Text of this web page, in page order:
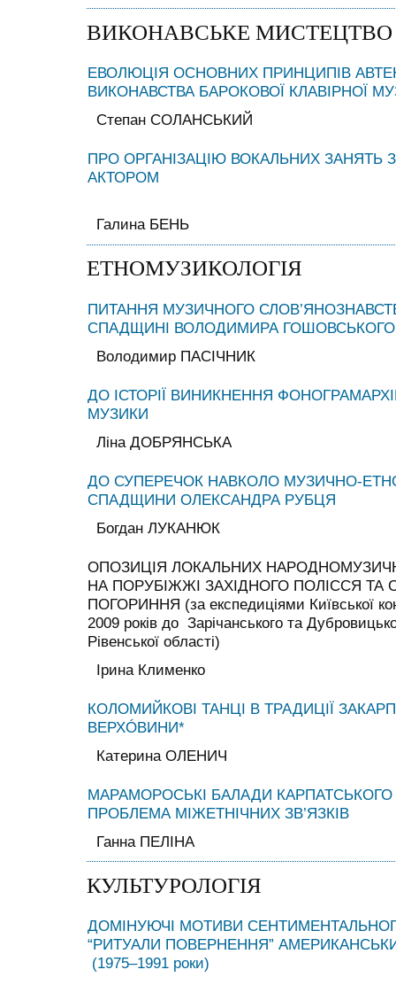
ВИКОНАВСЬКЕ МИСТЕЦТВО
ЕВОЛЮЦІЯ ОСНОВНИХ ПРИНЦИПІВ
ВИКОНАВСТВА БАРОКОВОЇ КЛАВІРНОЇ
Степан СОЛАНСЬКИЙ
ПРО ОРГАНІЗАЦІЮ ВОКАЛЬНИХ ЗАНЯТЬ
АКТОРОМ
Галина БЕНЬ
ЕТНОМУЗИКОЛОГІЯ
ПИТАННЯ МУЗИЧНОГО
СПАДЩИНІ ВОЛОДИМИРА ГОШОВСЬКОГО
Володимир ПАСІЧНИК
ДО ІСТОРІЇ ВИНИКНЕННЯ
МУЗИКИ
Ліна ДОБРЯНСЬКА
ДО СУПЕРЕЧОК НАВКОЛО МУЗИЧНО-
СПАДЩИНИ ОЛЕКСАНДРА РУБЦЯ
Богдан ЛУКАНЮК
ОПОЗИЦІЯ ЛОКАЛЬНИХ
НА ПОРУБІЖЖІ ЗАХІДНОГО ПОЛІССЯ ТА
ПОГОРИННЯ (за експедиціями Київської
2009 років до Зарічанського та
Рівенської області)
Ірина Клименко
КОЛОМИЙКОВІ ТАНЦІ В ТРАДИЦІЇ
ВЕРХÓВИНИ*
Катерина ОЛЕНИЧ
МАРАМОРОСЬКІ БАЛАДИ
ПРОБЛЕМА МІЖЕТНІЧНИХ ЗВ’ЯЗКІВ
Ганна ПЕЛІНА
КУЛЬТУРОЛОГІЯ
ДОМІНУЮЧІ МОТИВИ
“РИТУАЛИ ПОВЕРНЕННЯ”
(1975–1991 роки)